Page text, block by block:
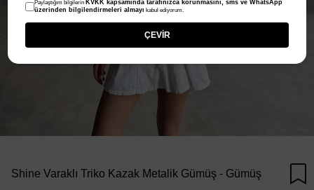
Shine Varaklı Triko Kazak Metalik Gümüş - Gümüş
Paylaştığım bilgilerin KVKK kapsamında tarafınızca korunmasını, sms ve WhatsApp
üzerinden bilgilendirmeleri almayı kabul ediyorum.
ÇEVİR